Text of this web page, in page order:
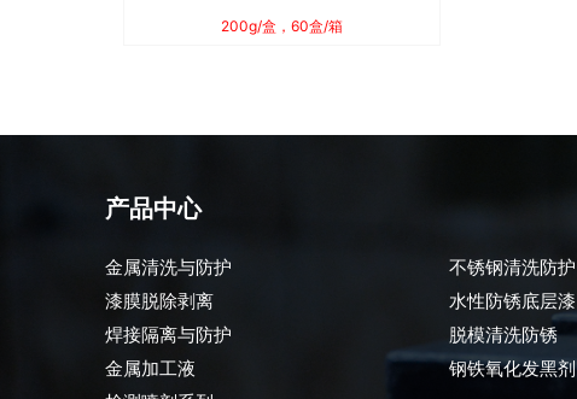
200g/盒，60盒/箱
产品中心
金属清洗与防护
不锈钢清洗防护
漆膜脱除剥离
水性防锈底层漆
焊接隔离与防护
脱模清洗防锈
金属加工液
钢铁氧化发黑剂